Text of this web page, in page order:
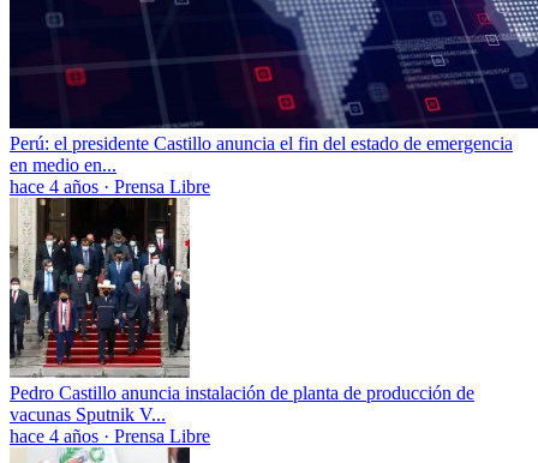
Perú: el presidente Castillo anuncia el fin del estado de emergencia
en medio en...
hace 4 años · Prensa Libre
Pedro Castillo anuncia instalación de planta de producción de
vacunas Sputnik V...
hace 4 años · Prensa Libre